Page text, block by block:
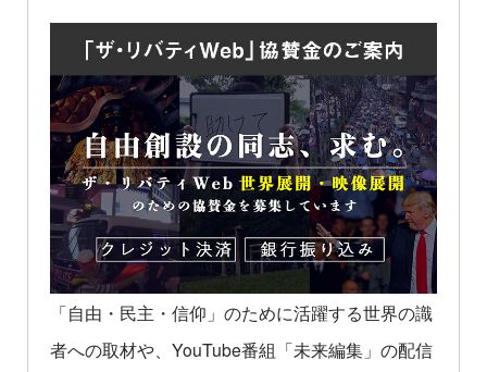
「自由・民主・信仰」のために活躍する世界の識
者への取材や、YouTube番組「未来編集」の配信